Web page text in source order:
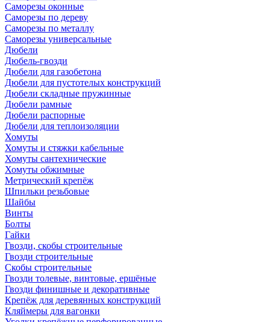
Саморезы оконные
Саморезы по дереву
Саморезы по металлу
Саморезы универсальные
Дюбели
Дюбель-гвозди
Дюбели для газобетона
Дюбели для пустотелых конструкций
Дюбели складные пружинные
Дюбели рамные
Дюбели распорные
Дюбели для теплоизоляции
Хомуты
Хомуты и стяжки кабельные
Хомуты сантехнические
Хомуты обжимные
Метрический крепёж
Шпильки резьбовые
Шайбы
Винты
Болты
Гайки
Гвозди, скобы строительные
Гвозди строительные
Скобы строительные
Гвозди толевые, винтовые, ершёные
Гвозди финишные и декоративные
Крепёж для деревянных конструкций
Кляймеры для вагонки